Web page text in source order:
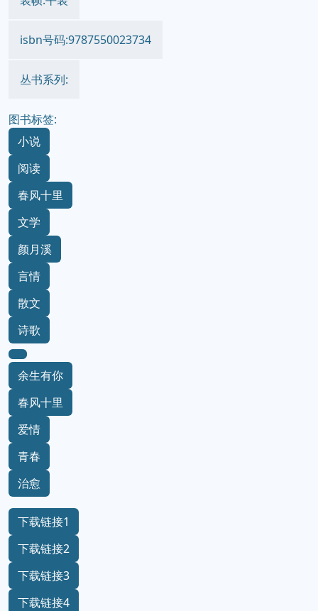
isbn号码:9787550023734
丛书系列:
图书标签:
小说
阅读
春风十里
文学
颜月溪
言情
散文
诗歌
余生有你
春风十里
爱情
青春
治愈
下载链接1
下载链接2
下载链接3
下载链接4